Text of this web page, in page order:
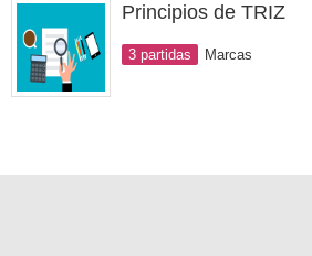
Principios de TRIZ
3 partidas Marcas